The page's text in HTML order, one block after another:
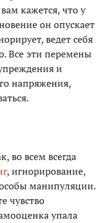
кажется, что у
он опускает
ведет себя
Все эти перемены
и
напряжения,
во всем всегда
, игнорирование,
манипуляции.
чувство
упала